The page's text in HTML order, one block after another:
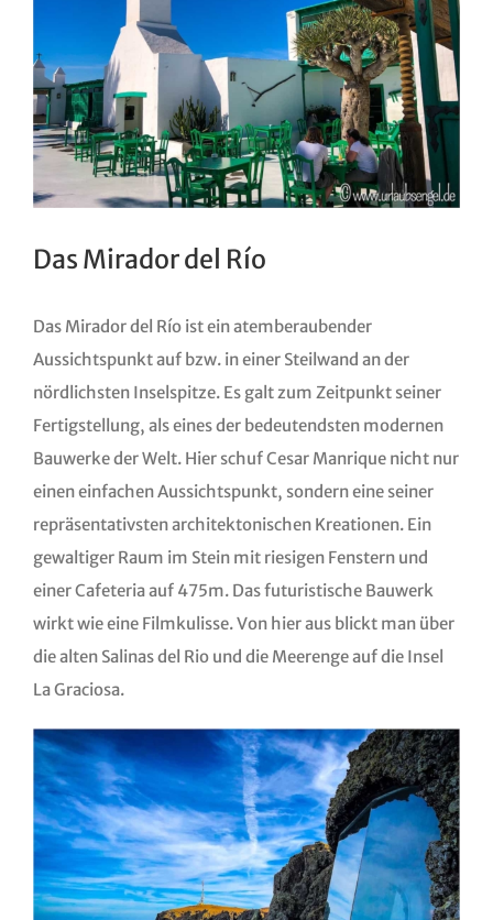
Das Mirador del Río
Das Mirador del Río ist ein atemberaubender
Aussichtspunkt auf bzw. in einer Steilwand an der
nördlichsten Inselspitze. Es galt zum Zeitpunkt seiner
Fertigstellung, als eines der bedeutendsten modernen
Bauwerke der Welt. Hier schuf Cesar Manrique nicht nur
einen einfachen Aussichtspunkt, sondern eine seiner
repräsentativsten architektonischen Kreationen. Ein
gewaltiger Raum im Stein mit riesigen Fenstern und
einer Cafeteria auf 475m. Das futuristische Bauwerk
wirkt wie eine Filmkulisse. Von hier aus blickt man über
die alten Salinas del Rio und die Meerenge auf die Insel
La Graciosa.